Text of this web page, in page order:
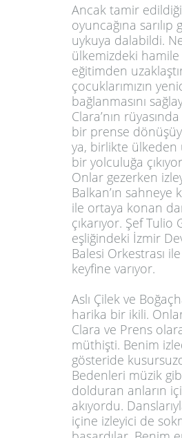
Ancak tamir
oyuncağına sarılıp
uykuya dalabildi.
ülkemizdeki hamile
eğitimden
çocuklarımızın
bağlanmasını
Clara’nın rüyasında
bir prense
ya, birlikte ülkeden
bir yolculuğa
Onlar gezerken
Balkan’ın sahneye
ile ortaya konan
çıkarıyor. Şef Tulio
eşliğindeki İzmir
Balesi Orkestrası
keyfine varıyor.
Aslı Çilek ve
harika bir ikili.
Clara ve Prens
müthişti. Benim
gösteride
Bedenleri müzik
dolduran anların
akıyordu.
içine izleyici de